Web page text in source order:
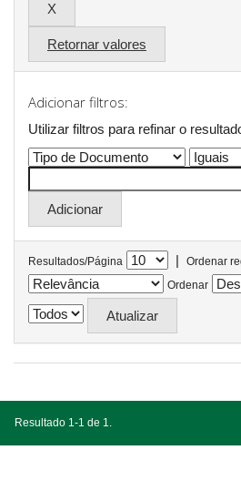
Retornar valores
Adicionar filtros:
Utilizar filtros para refinar o
Resultados/Página |
Ordenar
Ordenar
Resultado 1-1 de 1.